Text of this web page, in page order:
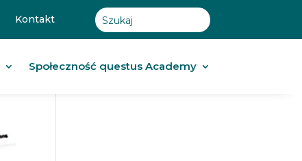
Kontakt
Społeczność questus Academy